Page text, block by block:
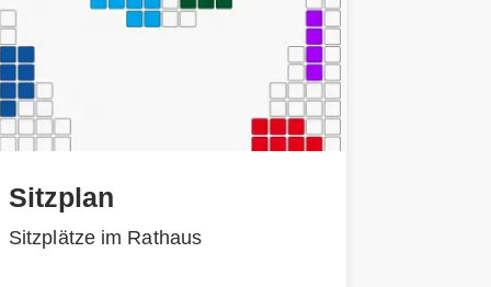
Sitzplan
Sitzplätze im Rathaus